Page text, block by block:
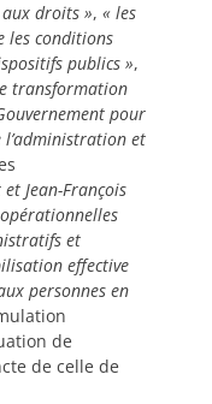
aux droits », « les
les conditions
publics »,
transformation
pour
et
Jean-François
et
effective
personnes en
de
de celle de